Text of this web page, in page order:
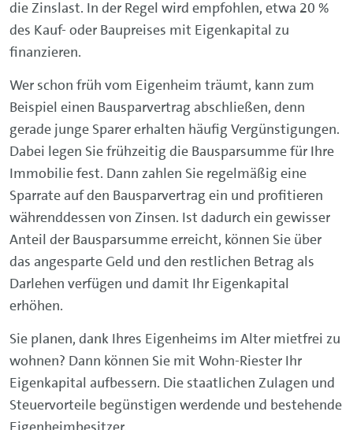
die Zinslast. In der Regel wird empfohlen, etwa 20 %
des Kauf- oder Baupreises mit Eigenkapital zu
finanzieren.
Wer schon früh vom Eigenheim träumt, kann zum
Beispiel einen Bausparvertrag abschließen, denn
gerade junge Sparer erhalten häufig Vergünstigungen.
Dabei legen Sie frühzeitig die Bausparsumme für Ihre
Immobilie fest. Dann zahlen Sie regelmäßig eine
Sparrate auf den Bausparvertrag ein und profitieren
währenddessen von Zinsen. Ist dadurch ein gewisser
Anteil der Bausparsumme erreicht, können Sie über
das angesparte Geld und den restlichen Betrag als
Darlehen verfügen und damit Ihr Eigenkapital
erhöhen.
Sie planen, dank Ihres Eigenheims im Alter mietfrei zu
wohnen? Dann können Sie mit Wohn-Riester Ihr
Eigenkapital aufbessern. Die staatlichen Zulagen und
Steuervorteile begünstigen werdende und bestehende